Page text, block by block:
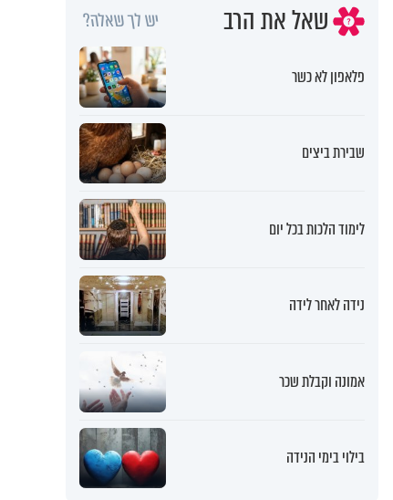
שאל את הרב יש לך שאלה?
פלאפון לא כשר
שבירת ביצים
לימוד הלכות בכל יום
נידה לאחר לידה
אמונה וקבלת שכר
בילוי בימי הנידה